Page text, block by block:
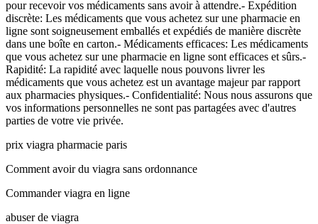
pour recevoir vos médicaments sans avoir à attendre.- Expédition
discrète: Les médicaments que vous achetez sur une pharmacie en
ligne sont soigneusement emballés et expédiés de manière discrète
dans une boîte en carton.- Médicaments efficaces: Les médicaments
que vous achetez sur une pharmacie en ligne sont efficaces et sûrs.-
Rapidité: La rapidité avec laquelle nous pouvons livrer les
médicaments que vous achetez est un avantage majeur par rapport
aux pharmacies physiques.- Confidentialité: Nous nous assurons que
vos informations personnelles ne sont pas partagées avec d'autres
parties de votre vie privée.
prix viagra pharmacie paris
Comment avoir du viagra sans ordonnance
Commander viagra en ligne
abuser de viagra